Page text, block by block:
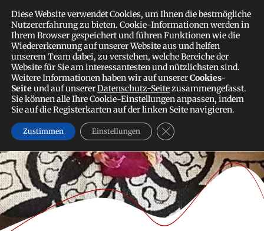
Inhalt
springen
FLORAMORMEDICINE
MUSIC
Newsletter
Diese Website verwendet Cookies, um Ihnen die bestmögliche
Nutzererfahrung zu bieten. Cookie-Informationen werden in
Ihrem Browser gespeichert und führen Funktionen wie die
Wiedererkennung auf unserer Website aus und helfen
unserem Team dabei, zu verstehen, welche Bereiche der
Website für Sie am interessantesten und nützlichsten sind.
Weitere Informationen haben wir auf unsererCookies-
Seite und auf unsererDatenschutz-Seitezusammengefasst.
Sie können alle Ihre Cookie-Einstellungen anpassen, indem
Sie auf die Registerkarten auf der linken Seite navigieren.
Zustimmen Einstellungen GDPR Cookie-Banner